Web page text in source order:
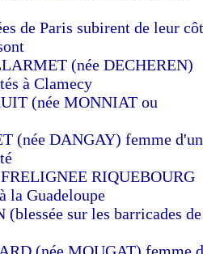
de Paris subirent de leur
(née DECHEREN)
à Clamecy
(née MONNIAT ou
(née DANGAY) femme d'un
RIQUEBOURG
la Guadeloupe
sur les barricades de